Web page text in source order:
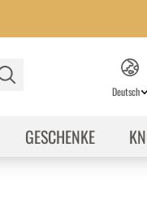
Deutsch
GESCHENKE